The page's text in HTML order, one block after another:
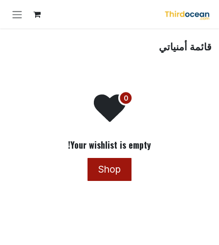
قائمة أمنياتي
Your wishlist is empty!
Shop